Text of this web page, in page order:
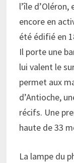
l’île
encore en
été édifié en
Il porte une
lui valent le
permet aux
d’Antioche,
récifs. Une
haute de 33
La lampe du